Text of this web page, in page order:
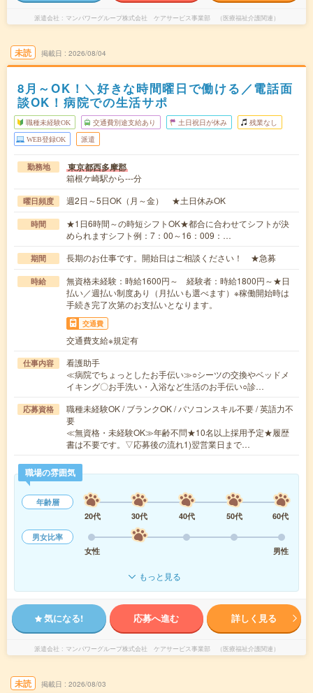
派遣会社 マンパワーグループ株式会社 ケアサービス事業部 （医療福祉介護関連）
未読 掲載日 2026/08/04
8月～OK！＼好きな時間曜日で働ける／電話面
談OK！病院での生活サポ
職種未経験OK 交通費別途支給あり 土日祝日が休み 残業なし
WEB登録OK 派遣
勤務地 東京都西多摩郡
箱根ケ崎駅から---分
曜日頻度 週2日～5日OK（月～金） ★土日休みOK
時間
★1日6時間～の時短シフトOK★都合に合わせてシフトが決
められますシフト例：7：00～16：009：…
期間 長期のお仕事です。開始日はご相談ください！ ★急募
時給
無資格未経験：時給1600円～ 経験者：時給1800円～★日
払い／週払い制度あり（月払いも選べます）※稼働開始時は
手続き完了次第のお支払いとなります。
交通費
交通費支給※規定有
仕事内容
看護助手
≪病院でちょっとしたお手伝い≫○シーツの交換やベッドメ
イキング〇お手洗い・入浴など生活のお手伝い○診…
応募資格
職種未経験OK / ブランクOK / パソコンスキル不要 / 英語力不
要
≪無資格・未経験OK≫年齢不問★10名以上採用予定★履歴
書は不要です。▽応募後の流れ1)翌営業日まで…
職場の雰囲気
年齢層
20代
30代 40代 50代
60代
男女比率
女性
男性
もっと見る
気になる! 応募へ進む 詳しく見る
派遣会社 マンパワーグループ株式会社 ケアサービス事業部 （医療福祉介護関連）
未読 掲載日 2026/08/03